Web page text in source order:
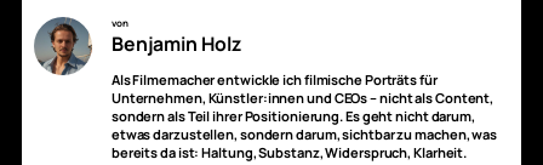
von
Benjamin Holz
Als Filmemacher entwickle ich filmische Porträts für
Unternehmen, Künstler:innen und CEOs – nicht als Content,
sondern als Teil ihrer Positionierung. Es geht nicht darum,
etwas darzustellen, sondern darum, sichtbar zu machen, was
bereits da ist: Haltung, Substanz, Widerspruch, Klarheit.